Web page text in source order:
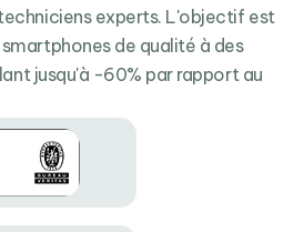
experts. L'objectif est
de qualité à des
jusqu'à -60% par rapport au